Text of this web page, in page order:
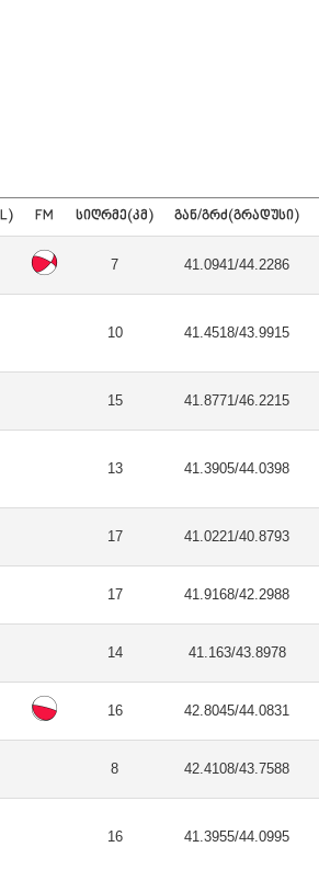
FM ᲡᲘᲦᲠᲛᲔ(ᲙᲛ) ᲒᲐᲜ/ᲒᲠᲫ(ᲒᲠᲐᲓᲣᲡᲘ)
7 41.0941/44.2286
10 41.4518/43.9915
15 41.8771/46.2215
13 41.3905/44.0398
17 41.0221/40.8793
17 41.9168/42.2988
14 41.163/43.8978
16 42.8045/44.0831
8 42.4108/43.7588
16 41.3955/44.0995